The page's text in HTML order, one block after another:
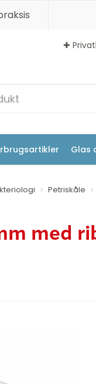
✚
Glas
Petriskåle
med